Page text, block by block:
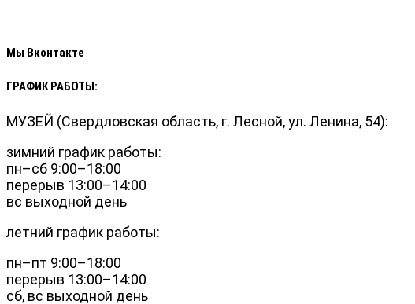
Мы Вконтакте
ГРАФИК РАБОТЫ:
МУЗЕЙ (Свердловская область, г. Лесной, ул. Ленина, 54):
зимний график работы:
пн–сб 9:00–18:00
перерыв 13:00–14:00
вс выходной день
летний график работы:
пн–пт 9:00–18:00
перерыв 13:00–14:00
сб, вс выходной день